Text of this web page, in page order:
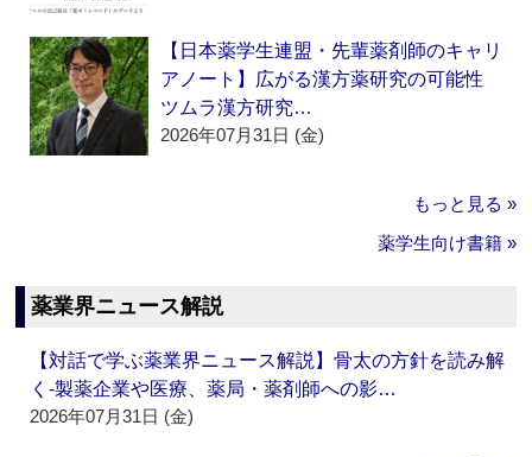
【日本薬学生連盟・先輩薬剤師のキャリ
アノート】広がる漢方薬研究の可能性
ツムラ漢方研究…
2026年07月31日 (金)
もっと見る »
薬学生向け書籍 »
薬業界ニュース解説
【対話で学ぶ薬業界ニュース解説】骨太の方針を読み解
く‐製薬企業や医療、薬局・薬剤師への影…
2026年07月31日 (金)